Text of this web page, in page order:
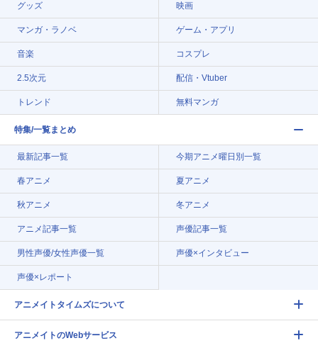
グッズ 映画
マンガ・ラノベ ゲーム・アプリ
音楽 コスプレ
2.5次元 配信・Vtuber
トレンド 無料マンガ
特集/一覧まとめ
最新記事一覧 今期アニメ曜日別一覧
春アニメ 夏アニメ
秋アニメ 冬アニメ
アニメ記事一覧 声優記事一覧
男性声優/女性声優一覧 声優×インタビュー
声優×レポート
アニメイトタイムズについて
アニメイトのWebサービス